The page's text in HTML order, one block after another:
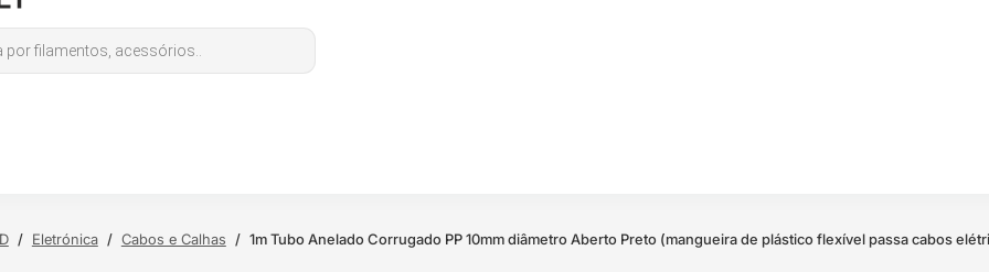
/ Eletrónica / Cabos e Calhas / 1m Tubo Anelado Corrugado PP 10mm diâmetro Aberto Preto (mangueira de plástico flexível passa cabos